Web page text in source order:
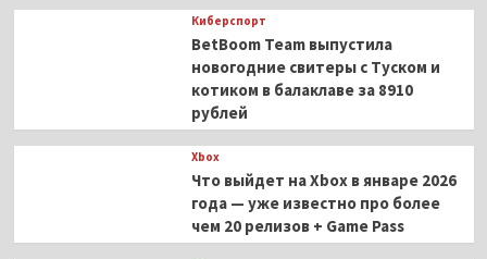
Киберспорт
BetBoom Team выпустила
новогодние свитеры с Туском и
котиком в балаклаве за 8910
рублей
Xbox
Что выйдет на Xbox в январе 2026
года — уже известно про более
чем 20 релизов + Game Pass